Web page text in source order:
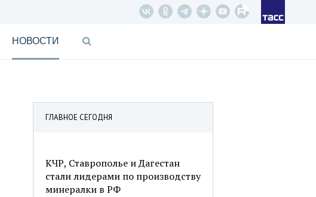
НОВОСТИ
ГЛАВНОЕ СЕГОДНЯ
КЧР, Ставрополье и Дагестан
стали лидерами по производству
минералки в РФ